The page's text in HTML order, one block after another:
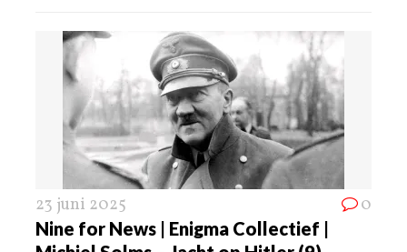
23 juni 2025 0
Nine for News | Enigma Collectief |